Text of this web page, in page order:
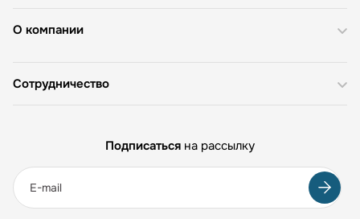
О компании
Сотрудничество
Подписаться на рассылку